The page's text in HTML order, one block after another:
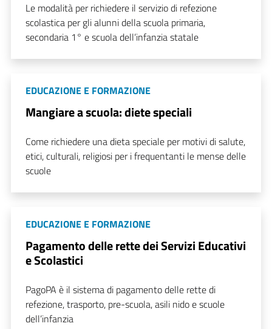
Le modalità per richiedere il servizio di refezione
scolastica per gli alunni della scuola primaria,
secondaria 1° e scuola dell’infanzia statale
EDUCAZIONE E FORMAZIONE
Mangiare a scuola: diete speciali
Come richiedere una dieta speciale per motivi di salute,
etici, culturali, religiosi per i frequentanti le mense delle
scuole
EDUCAZIONE E FORMAZIONE
Pagamento delle rette dei Servizi Educativi
e Scolastici
PagoPA è il sistema di pagamento delle rette di
refezione, trasporto, pre-scuola, asili nido e scuole
dell’infanzia